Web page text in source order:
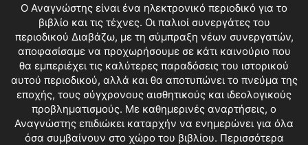
O Αναγνώστης είναι ένα ηλεκτρονικό περιοδικό για το
βιβλίο και τις τέχνες. Οι παλιοί συνεργάτες του
περιοδικού Διαβάζω, με τη σύμπραξη νέων συνεργατών,
αποφασίσαμε να προχωρήσουμε σε κάτι καινούριο που
θα εμπεριέχει τις καλύτερες παραδόσεις του ιστορικού
αυτού περιοδικού, αλλά και θα αποτυπώνει το πνεύμα της
εποχής, τους σύγχρονους αισθητικούς και ιδεολογικούς
προβληματισμούς. Με καθημερινές αναρτήσεις, ο
Αναγνώστης επιδιώκει καταρχήν να ενημερώνει για όλα
όσα συμβαίνουν στο χώρο του βιβλίου. Περισσότερα